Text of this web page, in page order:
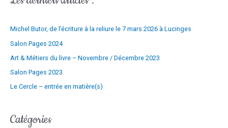
:m
i
l
Michel Butor, de l’écriture à la reliure le 7 mars 2026 à Lucinges
Salon Pages 2024
Art & Métiers du livre – Novembre / Décembre 2023
Salon Pages 2023
Le Cercle – entrée en matière(s)
Catégories